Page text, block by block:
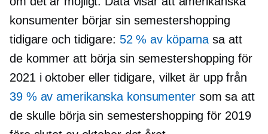
konsumenter börjar sin semestershopping
tidigare och tidigare: 52 % av köparna sa att
de kommer att börja sin semestershopping för
2021 i oktober eller tidigare, vilket är upp från
39 % av amerikanska konsumentersom sa att
de skulle börja sin semestershopping för 2019